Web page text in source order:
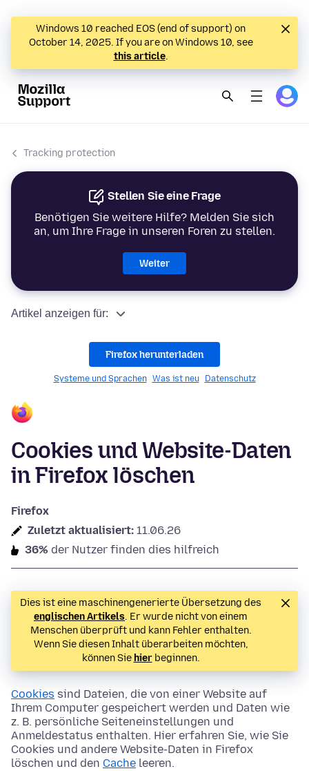
Windows 10 reached EOS (end of support) on
October 14, 2025. If you are on Windows 10, see
this article.
Tracking protection
Stellen Sie eine Frage
Benötigen Sie weitere Hilfe? Melden Sie sich
an, um Ihre Frage in unseren Foren zu stellen.
Weiter
Artikel anzeigen für:
Firefox herunterladen
Systeme und Sprachen Was ist neu Datenschutz
Cookies und Website-Daten
in Firefox löschen
Firefox
Zuletzt aktualisiert: 11.06.26
36% der Nutzer finden dies hilfreich
Dies ist eine maschinengenerierte Übersetzung des
englischen Artikels. Er wurde nicht von einem
Menschen überprüft und kann Fehler enthalten.
Wenn Sie diesen Inhalt überarbeiten möchten,
können Sie hierbeginnen.
Cookies sind Dateien, die von einer Website auf
Ihrem Computer gespeichert werden und Daten wie
z. B. persönliche Seiteneinstellungen und
Anmeldestatus enthalten. Hier erfahren Sie, wie Sie
Cookies und andere Website-Daten in Firefox
löschen und den Cache leeren.